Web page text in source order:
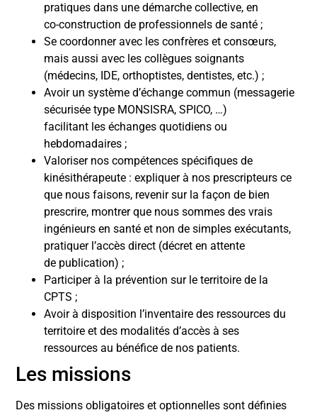
pratiques dans une démarche collective, en
co-construction de professionnels de santé ;
Se coordonner avec les confrères et consœurs,
mais aussi avec les collègues soignants
(médecins, IDE, orthoptistes, dentistes, etc.) ;
Avoir un système d’échange commun (messagerie
sécurisée type MONSISRA, SPICO, …)
facilitant les échanges quotidiens ou
hebdomadaires ;
Valoriser nos compétences spécifiques de
kinésithérapeute : expliquer à nos prescripteurs ce
que nous faisons, revenir sur la façon de bien
prescrire, montrer que nous sommes des vrais
ingénieurs en santé et non de simples exécutants,
pratiquer l’accès direct (décret en attente
de publication) ;
Participer à la prévention sur le territoire de la
CPTS ;
Avoir à disposition l’inventaire des ressources du
territoire et des modalités d’accès à ses
ressources au bénéfice de nos patients.
Les missions
Des missions obligatoires et optionnelles sont définies